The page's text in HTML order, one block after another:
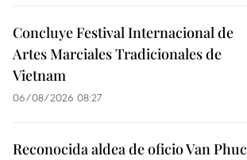
Concluye Festival Internacional de
Artes Marciales Tradicionales de
Vietnam
06/08/2026 08:27
Reconocida aldea de oficio Van Phuc